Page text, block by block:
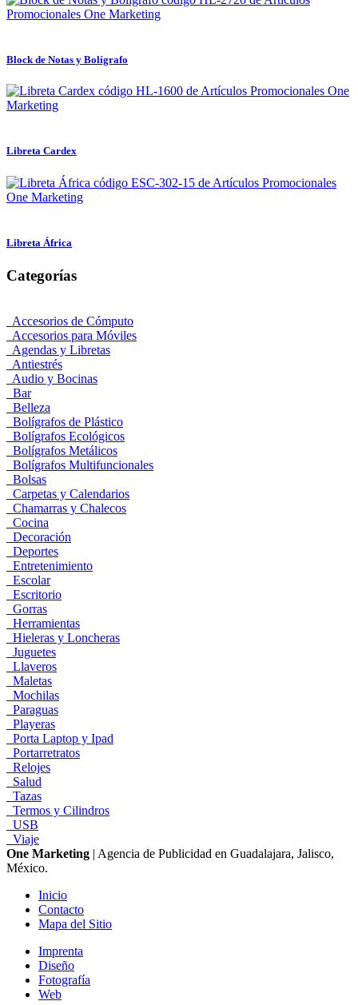
Block de Notas y Bolígrafo
Libreta Cardex
Libreta África
Categorías
Accesorios de Cómputo
Accesorios para Móviles
Agendas y Libretas
Antiestrés
Audio y Bocinas
Bar
Belleza
Bolígrafos de Plástico
Bolígrafos Ecológicos
Bolígrafos Metálicos
Bolígrafos Multifuncionales
Bolsas
Carpetas y Calendarios
Chamarras y Chalecos
Cocina
Decoración
Deportes
Entretenimiento
Escolar
Escritorio
Gorras
Herramientas
Hieleras y Loncheras
Juguetes
Llaveros
Maletas
Mochilas
Paraguas
Playeras
Porta Laptop y Ipad
Portarretratos
Relojes
Salud
Tazas
Termos y Cilindros
USB
Viaje
One Marketing | Agencia de Publicidad en Guadalajara, Jalisco,
México.
Inicio
Contacto
Mapa del Sitio
Imprenta
Diseño
Fotografía
Web